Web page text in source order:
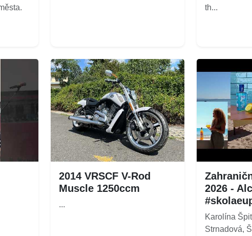
th...
2014 VRSCF V-Rod
Muscle 1250ccm
...
2026 -
Karolína
Strnadová,